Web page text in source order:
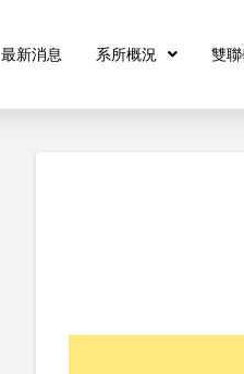
最新消息 系所概況 雙